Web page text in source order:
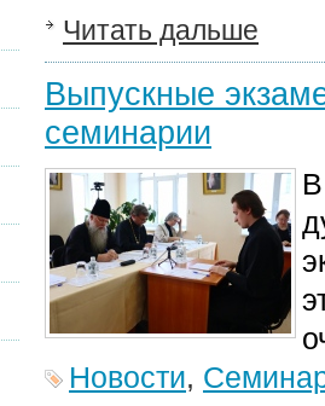
Читать дальше
Выпускные
семинарии
Новости,